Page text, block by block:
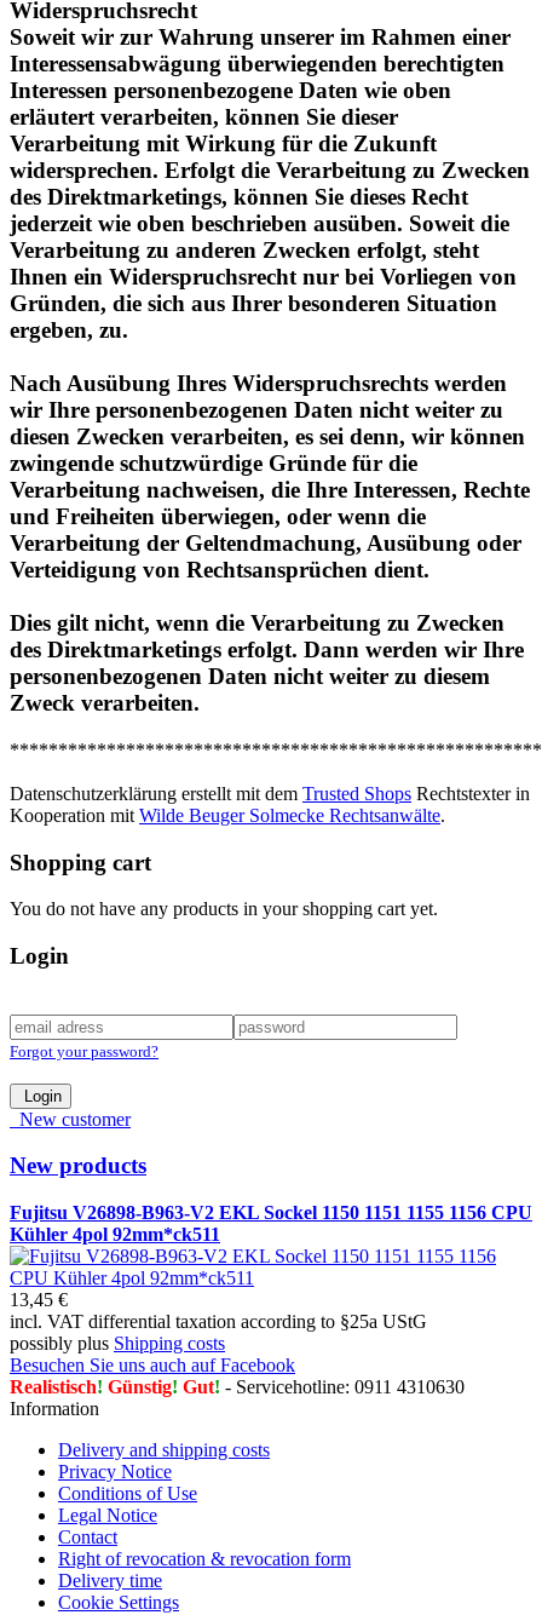
Widerspruchsrecht
Soweit wir zur Wahrung unserer im Rahmen einer
Interessensabwägung überwiegenden berechtigten
Interessen personenbezogene Daten wie oben
erläutert verarbeiten, können Sie dieser
Verarbeitung mit Wirkung für die Zukunft
widersprechen. Erfolgt die Verarbeitung zu Zwecken
des Direktmarketings, können Sie dieses Recht
jederzeit wie oben beschrieben ausüben. Soweit die
Verarbeitung zu anderen Zwecken erfolgt, steht
Ihnen ein Widerspruchsrecht nur bei Vorliegen von
Gründen, die sich aus Ihrer besonderen Situation
ergeben, zu.
Nach Ausübung Ihres Widerspruchsrechts werden
wir Ihre personenbezogenen Daten nicht weiter zu
diesen Zwecken verarbeiten, es sei denn, wir können
zwingende schutzwürdige Gründe für die
Verarbeitung nachweisen, die Ihre Interessen, Rechte
und Freiheiten überwiegen, oder wenn die
Verarbeitung der Geltendmachung, Ausübung oder
Verteidigung von Rechtsansprüchen dient.
Dies gilt nicht, wenn die Verarbeitung zu Zwecken
des Direktmarketings erfolgt. Dann werden wir Ihre
personenbezogenen Daten nicht weiter zu diesem
Zweck verarbeiten.
Datenschutzerklärung erstellt mit dem Trusted Shops Rechtstexter in
Kooperation mit Wilde Beuger Solmecke Rechtsanwälte.
Shopping cart
You do not have any products in your shopping cart yet.
Login
Forgot your password?
Login
New customer
New products
Fujitsu V26898-B963-V2 EKL Sockel 1150 1151 1155 1156 CPU
Kühler 4pol 92mm*ck511
13,45 €
incl. VAT differential taxation according to §25a UStG
possibly plus Shipping costs
Besuchen Sie uns auch auf Facebook
Realistisch! Günstig! Gut! - Servicehotline: 0911 4310630
Information
Delivery and shipping costs
Privacy Notice
Conditions of Use
Legal Notice
Contact
Right of revocation & revocation form
Delivery time
Cookie Settings